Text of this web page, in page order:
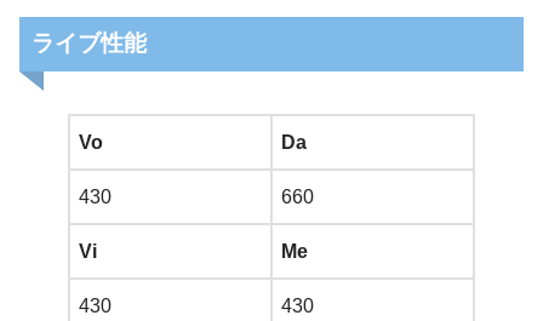
ライブ性能
Vo Da
430 660
Vi Me
430 430